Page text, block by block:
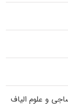
و علوم الیاف